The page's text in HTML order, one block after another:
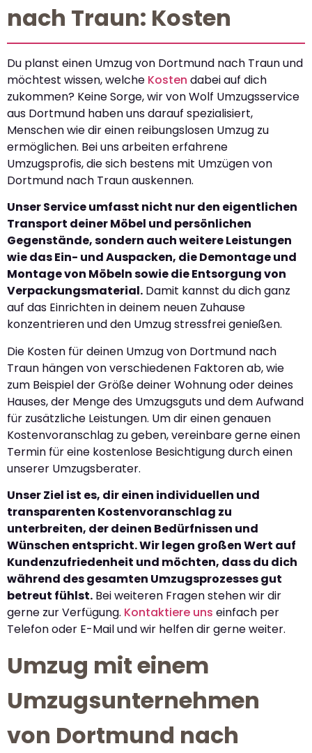
nach Traun: Kosten
Du planst einen Umzug von Dortmund nach Traun und
möchtest wissen, welche Kosten dabei auf dich
zukommen? Keine Sorge, wir von Wolf Umzugsservice
aus Dortmund haben uns darauf spezialisiert,
Menschen wie dir einen reibungslosen Umzug zu
ermöglichen. Bei uns arbeiten erfahrene
Umzugsprofis, die sich bestens mit Umzügen von
Dortmund nach Traun auskennen.
Unser Service umfasst nicht nur den eigentlichen
Transport deiner Möbel und persönlichen
Gegenstände, sondern auch weitere Leistungen
wie das Ein- und Auspacken, die Demontage und
Montage von Möbeln sowie die Entsorgung von
Verpackungsmaterial. Damit kannst du dich ganz
auf das Einrichten in deinem neuen Zuhause
konzentrieren und den Umzug stressfrei genießen.
Die Kosten für deinen Umzug von Dortmund nach
Traun hängen von verschiedenen Faktoren ab, wie
zum Beispiel der Größe deiner Wohnung oder deines
Hauses, der Menge des Umzugsguts und dem Aufwand
für zusätzliche Leistungen. Um dir einen genauen
Kostenvoranschlag zu geben, vereinbare gerne einen
Termin für eine kostenlose Besichtigung durch einen
unserer Umzugsberater.
Unser Ziel ist es, dir einen individuellen und
transparenten Kostenvoranschlag zu
unterbreiten, der deinen Bedürfnissen und
Wünschen entspricht. Wir legen großen Wert auf
Kundenzufriedenheit und möchten, dass du dich
während des gesamten Umzugsprozesses gut
betreut fühlst. Bei weiteren Fragen stehen wir dir
gerne zur Verfügung. Kontaktiere uns einfach per
Telefon oder E-Mail und wir helfen dir gerne weiter.
Umzug mit einem
Umzugsunternehmen
von Dortmund nach